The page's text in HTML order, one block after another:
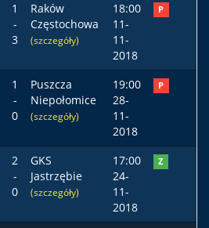
1
-
3
Raków
Częstochowa
(szczegóły)
18:00
11-
11-
2018
P
1
-
0
Puszcza
Niepołomice
(szczegóły)
19:00
28-
11-
2018
P
2
-
0
GKS
Jastrzębie
(szczegóły)
17:00
24-
11-
2018
Z